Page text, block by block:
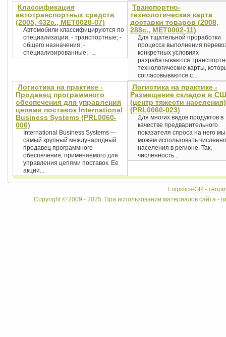
Классификация
автотранспортных средств
(2005, 432с., MET0028-07)
Автомобили классифицируются по
специализации: - транспортные; -
общего назначения; -
специализированные; -...
Транспортно-
технологическая карта
доставки товаров (2008,
288с., MET0002-11)
Для тщательной проработки
процесса выполнения
конкретных условиях
разрабатываются
технологические карты,
согласовываются с...
Логистика на практике -
Продавец программного
обеспечения для управления
цепями поставок International
Business Systems (PRL0060-
006)
International Business Systems —
самый крупный международный
продавец программного
обеспечения, применяемого для
управления цепями поставок. Ее
акции...
Логистика на практике -
Размещение складов в
(центр тяжести населения)
(PRL0060-023)
Для многих видов продуктов в
качестве предварительного
показателя спроса на него мы
можем использовать
населения в регионе. Так,
численность...
Logistics-GR -
Copyright © 2009 - 2025. При использовании материалов сайта -